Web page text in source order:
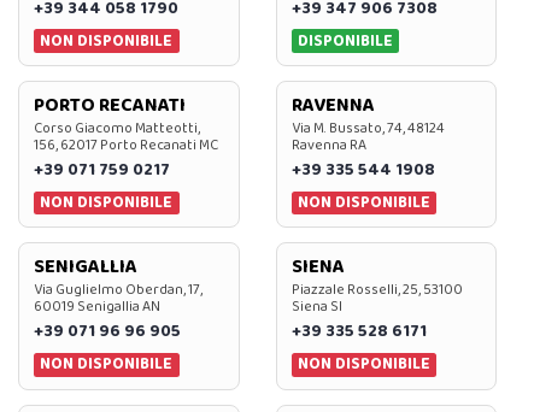
+39 344 058 1790
NON DISPONIBILE
+39 347 906 7308
DISPONIBILE
PORTO RECANATI
Corso Giacomo Matteotti,
156, 62017 Porto Recanati MC
+39 071 759 0217
NON DISPONIBILE
RAVENNA
Via M. Bussato, 74, 48124
Ravenna RA
+39 335 544 1908
NON DISPONIBILE
SENIGALLIA
Via Guglielmo Oberdan, 17,
60019 Senigallia AN
+39 071 96 96 905
NON DISPONIBILE
SIENA
Piazzale Rosselli, 25, 53100
Siena SI
+39 335 528 6171
NON DISPONIBILE